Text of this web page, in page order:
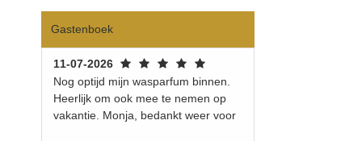
Gastenboek
11-07-2026
Nog optijd mijn wasparfum binnen.
Heerlijk om ook mee te nemen op
vakantie. Monja, bedankt weer voor